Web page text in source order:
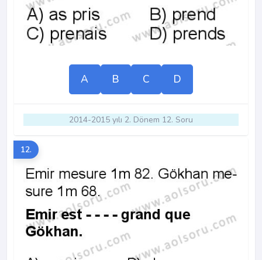
A B C D
2014-2015 yılı 2. Dönem 12. Soru
12.